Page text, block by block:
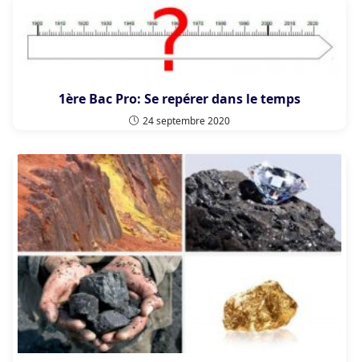
1ère Bac Pro: Se repérer dans le temps
24 septembre 2020